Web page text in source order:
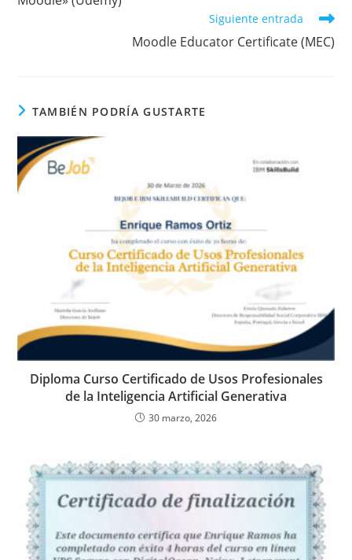
Siguiente entrada
Moodle Educator Certificate (MEC)
TAMBIÉN PODRÍA GUSTARTE
Diploma Curso Certificado de Usos Profesionales
de la Inteligencia Artificial Generativa
30 marzo, 2026